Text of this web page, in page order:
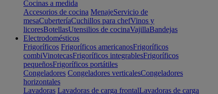
Cocinas a medida
Accesorios de cocina MenajeServicio de
mesaCuberteríaCuchillos para chefVinos y
licoresBotellasUtensilios de cocinaVajillaBandejas
Electrodomésticos
Frigoríficos Frigoríficos americanosFrigoríficos
combiVinotecasFrigoríficos integrablesFrigoríficos
pequeñosFrigoríficos portátiles
Congeladores Congeladores verticalesCongeladores
horizontales
Lavadoras Lavadoras de carga frontalLavadoras de carga